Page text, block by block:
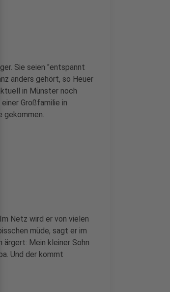
Sie seien "entspannt
anders gehört, so Heuer
in Münster noch
Großfamilie in
gekommen.
Netz wird er von vielen
müde, sagt er im
ärgert: Mein kleiner Sohn
Und der kommt